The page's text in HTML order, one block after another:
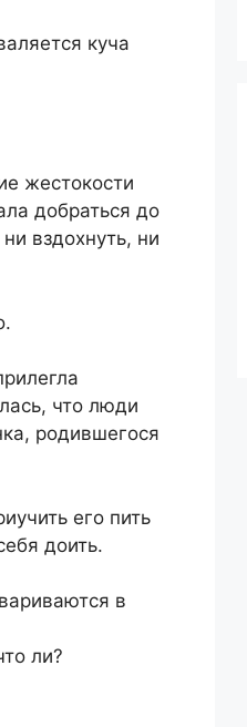
куча
жестокости
добраться до
вздохнуть, ни
что люди
родившегося
его пить
доить.
в
ли?